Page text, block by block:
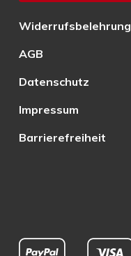
Widerrufsbelehrung
AGB
Datenschutz
Impressum
Barrierefreiheit